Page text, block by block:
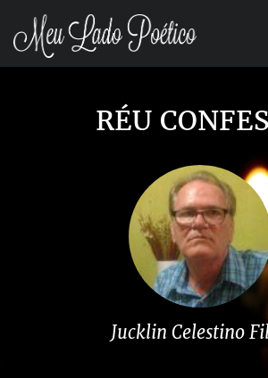
REGISTRORÉU
Jucklin Celestino